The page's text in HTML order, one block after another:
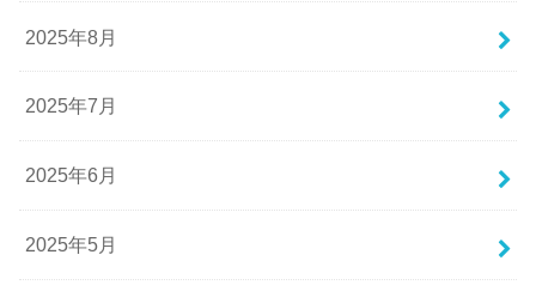
2025年8月
2025年7月
2025年6月
2025年5月